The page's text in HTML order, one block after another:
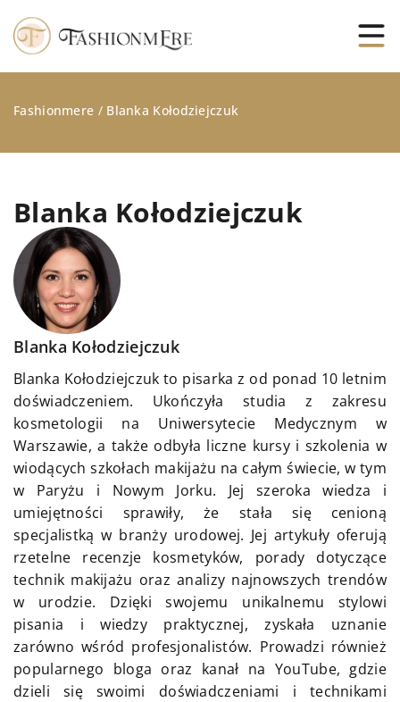
Fashionmere / Blanka Kołodziejczuk
Blanka Kołodziejczuk
Blanka Kołodziejczuk
Blanka Kołodziejczuk to pisarka z od ponad 10 letnim
doświadczeniem. Ukończyła studia z zakresu
kosmetologii na Uniwersytecie Medycznym w
Warszawie, a także odbyła liczne kursy i szkolenia w
wiodących szkołach makijażu na całym świecie, w tym
w Paryżu i Nowym Jorku. Jej szeroka wiedza i
umiejętności sprawiły, że stała się cenioną
specjalistką w branży urodowej. Jej artykuły oferują
rzetelne recenzje kosmetyków, porady dotyczące
technik makijażu oraz analizy najnowszych trendów
w urodzie. Dzięki swojemu unikalnemu stylowi
pisania i wiedzy praktycznej, zyskała uznanie
zarówno wśród profesjonalistów. Prowadzi również
popularnego bloga oraz kanał na YouTube, gdzie
dzieli się swoimi doświadczeniami i technikami